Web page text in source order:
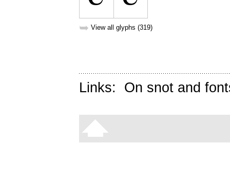
➥ View all glyphs (319)
Links: On snot and